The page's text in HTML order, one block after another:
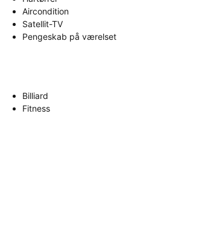
Aircondition
Satellit-TV
Pengeskab på værelset
Billiard
Fitness